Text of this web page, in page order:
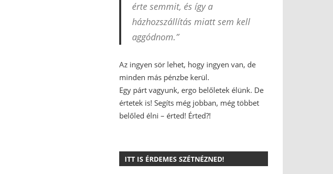
érte semmit, és így a
házhozszállítás miatt sem kell
aggódnom.”
Az ingyen sör lehet, hogy ingyen van, de
minden más pénzbe kerül.
Egy párt vagyunk, ergo belőletek élünk. De
értetek is! Segíts még jobban, még többet
belőled élni – érted! Érted?!
ITT IS ÉRDEMES SZÉTNÉZNED!